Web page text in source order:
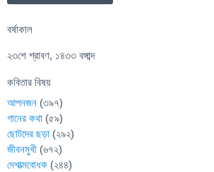
বর্ষাকাল
২৩শে শ্রাবণ, ১৪৩৩ বঙ্গাব্দ
কবিতার বিষয়
আপনজন (৩৯৭)
গানের কথা (৫৯)
ছোটদের ছড়া (২৯২)
জীবনমুখী (৬৭২)
দেশাত্মবোধক (২৪৪)